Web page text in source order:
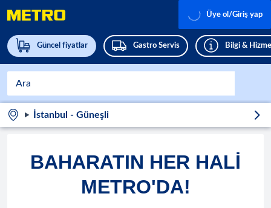
Güncel fiyatlar Gastro Servis Bilgi &
Üye ol/Giriş yap
İstanbul - Güneşli
BAHARATIN HER HALI
METRO'DA!